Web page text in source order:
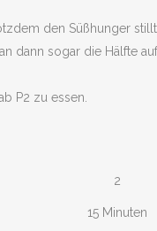
den Süßhunger
dann sogar die Hälfte
P2 zu essen.
2
15 Minuten